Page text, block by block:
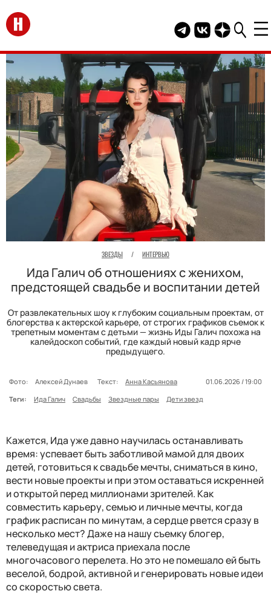
Перейти на главную
Telegram канал
Группа HELLO
Канал
ЗВЕЗДЫ / ИНТЕРВЬЮ
Ида Галич об отношениях с женихом,
предстоящей свадьбе и воспитании детей
От развлекательных шоу к глубоким социальным проектам, от
блогерства к актерской карьере, от строгих графиков съемок к
трепетным моментам с детьми — жизнь Иды Галич похожа на
калейдоскоп событий, где каждый новый кадр ярче
предыдущего.
Фото: Алексей Дунаев Текст: Анна Касьянова
01.06.2026 / 19:00
Теги:
Ида Галич Свадьбы Звездные пары Дети звезд
Кажется, Ида уже давно научилась останавливать
время: успевает быть заботливой мамой для двоих
детей, готовиться к свадьбе мечты, сниматься в кино,
вести новые проекты и при этом оставаться искренней
и открытой перед миллионами зрителей. Как
совместить карьеру, семью и личные мечты, когда
график расписан по минутам, а сердце рвется сразу в
несколько мест? Даже на нашу съемку блогер,
телеведущая и актриса приехала после
многочасового перелета. Но это не помешало ей быть
веселой, бодрой, активной и генерировать новые идеи
со скоростью света.